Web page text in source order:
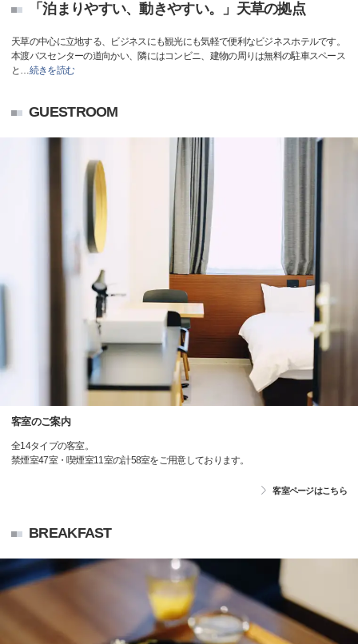
「泊まりやすい、動きやすい。」天草の拠点
天草の中心に立地する、ビジネスにも観光にも気軽で便利なビジネスホテルです。
本渡バスセンターの道向かい、隣にはコンビニ、建物の周りは無料の駐車スペース
と …続きを読む
GUESTROOM
客室のご案内
全14タイプの客室。
禁煙室47室・喫煙室11室の計58室をご用意しております。
客室ページはこちら
BREAKFAST